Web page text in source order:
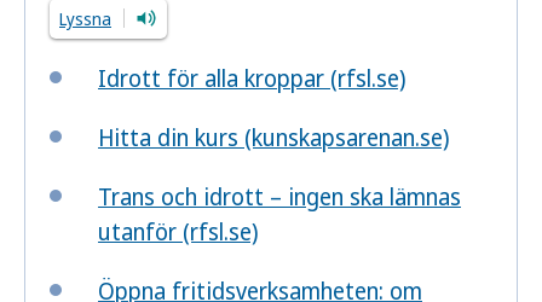
Lyssna
Idrott för alla kroppar (rfsl.se)
Hitta din kurs (kunskapsarenan.se)
Trans och idrott – ingen ska lämnas
utanför (rfsl.se)
Öppna fritidsverksamheten: om